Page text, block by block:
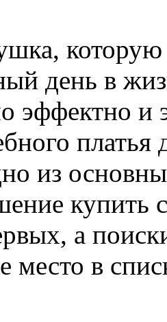
день в
эффектно и
платья
из
купить
а
в